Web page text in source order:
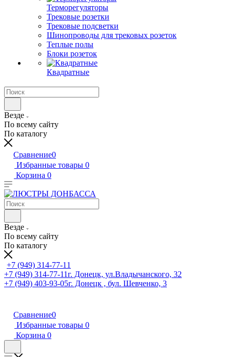
Терморегуляторы
Трековые розетки
Трековые подсветки
Шинопроводы для трековых розеток
Теплые полы
Блоки розеток
Квадратные
Везде
По всему сайту
По каталогу
Сравнение0
Избранные товары 0
Корзина 0
Везде
По всему сайту
По каталогу
+7 (949) 314-77-11
+7 (949) 314-77-11г. Донецк, ул.Владычанского, 32
+7 (949) 403-93-05г. Донецк , бул. Шевченко, 3
Сравнение0
Избранные товары 0
Корзина 0